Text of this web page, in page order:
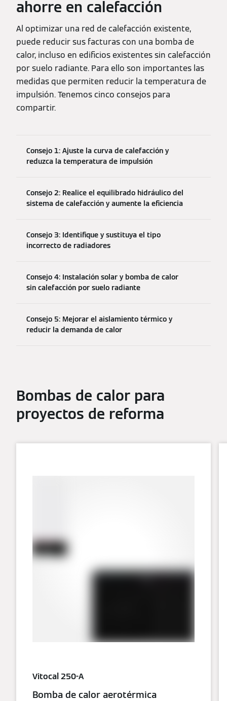
ahorre en calefacción
Al optimizar una red de calefacción existente,
puede reducir sus facturas con una bomba de
calor, incluso en edificios existentes sin calefacción
por suelo radiante. Para ello son importantes las
medidas que permiten reducir la temperatura de
impulsión. Tenemos cinco consejos para
compartir.
Consejo 1: Ajuste la curva de calefacción y
reduzca la temperatura de impulsión
Consejo 2: Realice el equilibrado hidráulico del
sistema de calefacción y aumente la eficiencia
Consejo 3: Identifique y sustituya el tipo
incorrecto de radiadores
Consejo 4: Instalación solar y bomba de calor
sin calefacción por suelo radiante
Consejo 5: Mejorar el aislamiento térmico y
reducir la demanda de calor
Bombas de calor para
proyectos de reforma
Vitocal 250-A
Bomba de calor aerotérmica